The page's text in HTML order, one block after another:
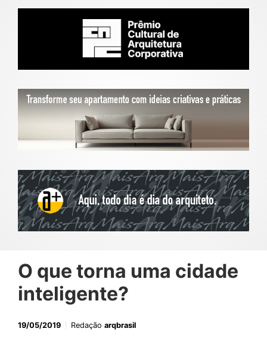
O que torna uma cidade
inteligente?
19/05/2019 Redação arqbrasil